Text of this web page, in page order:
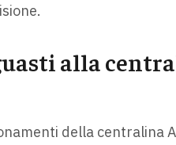
alla
della centralina